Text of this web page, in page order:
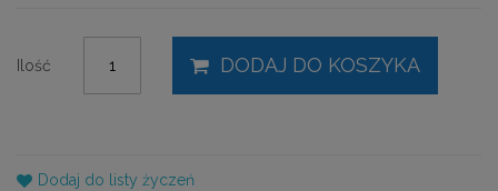
Ilość DODAJ DO KOSZYKA
Dodaj do listy życzeń